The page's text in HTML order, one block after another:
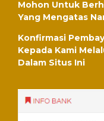
Mohon Untuk
Yang Mengatas
Konfirmasi
Kepada Kami
Dalam Situs Ini